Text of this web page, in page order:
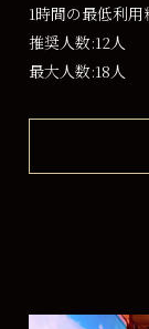
1時間の最低利
推奨人数:12人
最大人数:18人